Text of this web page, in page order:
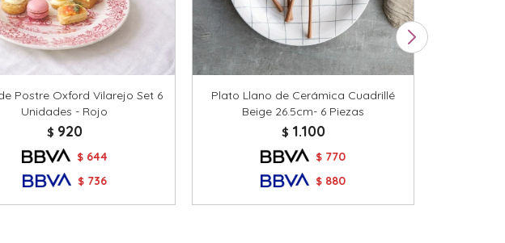
Postre Oxford Vilarejo Set 6
Unidades - Rojo
$ 920
$ 644
$ 736
Plato Llano de Cerámica Cuadrillé
Beige 26.5cm- 6 Piezas
$ 1.100
$ 770
$ 880